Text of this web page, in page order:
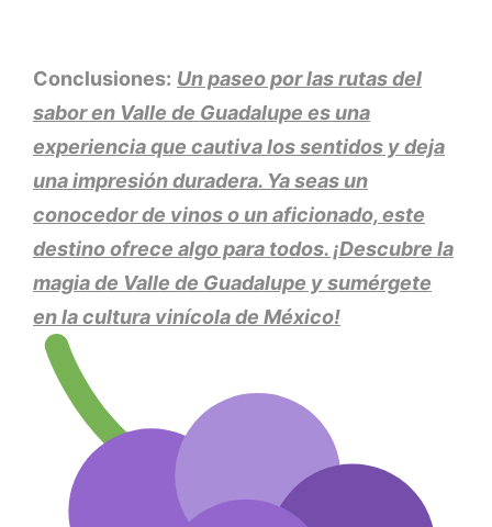
Conclusiones: Un paseo por las rutas del
sabor en Valle de Guadalupe es una
experiencia que cautiva los sentidos y deja
una impresión duradera. Ya seas un
conocedor de vinos o un aficionado, este
destino ofrece algo para todos. ¡Descubre la
magia de Valle de Guadalupe y sumérgete
en la cultura vinícola de México!